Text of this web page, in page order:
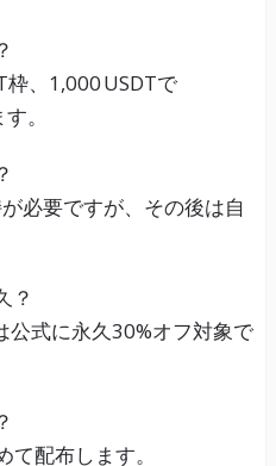
枠、1,000 USDTで
。
必要ですが、その後は自
？
公式に永久30%オフ対象で
配布します。